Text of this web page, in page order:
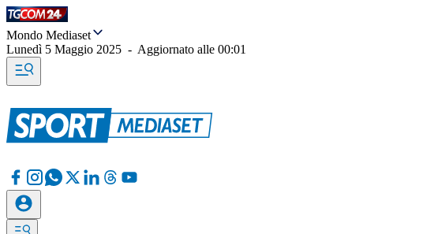
Mondo Mediaset
Lunedì 5 Maggio 2025 - Aggiornato alle 00:01